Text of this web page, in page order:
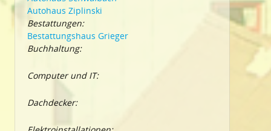
Autohaus Ziplinski
Bestattungen:
Bestattungshaus Grieger
Buchhaltung:
Computer und IT:
Dachdecker: